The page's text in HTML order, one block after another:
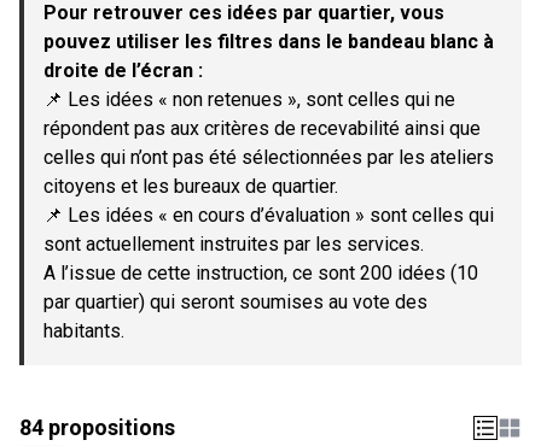
Pour retrouver ces idées par quartier, vous
pouvez utiliser les filtres dans le bandeau blanc à
droite de l’écran :
📌 Les idées « non retenues », sont celles qui ne
répondent pas aux critères de recevabilité ainsi que
celles qui n’ont pas été sélectionnées par les ateliers
citoyens et les bureaux de quartier.
📌 Les idées « en cours d’évaluation » sont celles qui
sont actuellement instruites par les services.
A l’issue de cette instruction, ce sont 200 idées (10
par quartier) qui seront soumises au vote des
habitants.
84 propositions